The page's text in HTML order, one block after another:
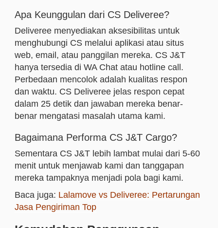
Apa Keunggulan dari CS Deliveree?
Deliveree menyediakan aksesibilitas untuk
menghubungi CS melalui aplikasi atau situs
web, email, atau panggilan mereka. CS J&T
hanya tersedia di WA Chat atau hotline call.
Perbedaan mencolok adalah kualitas respon
dan waktu. CS Deliveree jelas respon cepat
dalam 25 detik dan jawaban mereka benar-
benar mengatasi masalah utama kami.
Bagaimana Performa CS J&T Cargo?
Sementara CS J&T lebih lambat mulai dari 5-60
menit untuk menjawab kami dan tanggapan
mereka tampaknya menjadi pola bagi kami.
Baca juga: Lalamove vs Deliveree: Pertarungan
Jasa Pengiriman Top